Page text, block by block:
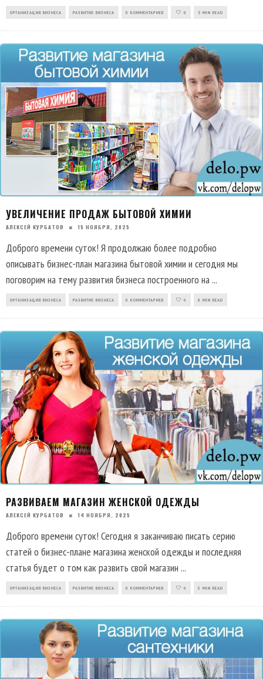
ОРГАНИЗАЦИЯ БИЗНЕСА РАЗВИТИЕ БИЗНЕСА 0 КОММЕНТАРИЕВ 0 5 MIN READ
УВЕЛИЧЕНИЕ ПРОДАЖ БЫТОВОЙ ХИМИИ
АЛЕКСЕЙ КУРБАТОВ 15 НОЯБРЯ, 2025
Доброго времени суток! Я продолжаю более подробно
описывать бизнес-план магазина бытовой химии и сегодня мы
поговорим на тему развития бизнеса построенного на...
ОРГАНИЗАЦИЯ БИЗНЕСА РАЗВИТИЕ БИЗНЕСА 0 КОММЕНТАРИЕВ 0 8 MIN READ
РАЗВИВАЕМ МАГАЗИН ЖЕНСКОЙ ОДЕЖДЫ
АЛЕКСЕЙ КУРБАТОВ 14 НОЯБРЯ, 2025
Доброго времени суток! Сегодня я заканчиваю писать серию
статей о бизнес-плане магазина женской одежды и последняя
статья будет о том как развить свой магазин ...
ОРГАНИЗАЦИЯ БИЗНЕСА РАЗВИТИЕ БИЗНЕСА 0 КОММЕНТАРИЕВ 0 6 MIN READ